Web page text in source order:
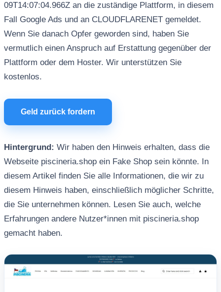
09T14:07:04.966Z an die zuständige Plattform, in diesem
Fall Google Ads und an CLOUDFLARENET gemeldet.
Wenn Sie danach Opfer geworden sind, haben Sie
vermutlich einen Anspruch auf Erstattung gegenüber der
Plattform oder dem Hoster. Wir unterstützen Sie
kostenlos.
Geld zurück fordern
Hintergrund: Wir haben den Hinweis erhalten, dass die
Webseite piscineria.shop ein Fake Shop sein könnte. In
diesem Artikel finden Sie alle Informationen, die wir zu
diesem Hinweis haben, einschließlich möglicher Schritte,
die Sie unternehmen können. Lesen Sie auch, welche
Erfahrungen andere Nutzer*innen mit piscineria.shop
gemacht haben.